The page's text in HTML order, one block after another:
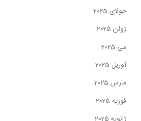
جولای 2025
ژوئن 2025
می 2025
آوریل 2025
مارس 2025
فوریه 2025